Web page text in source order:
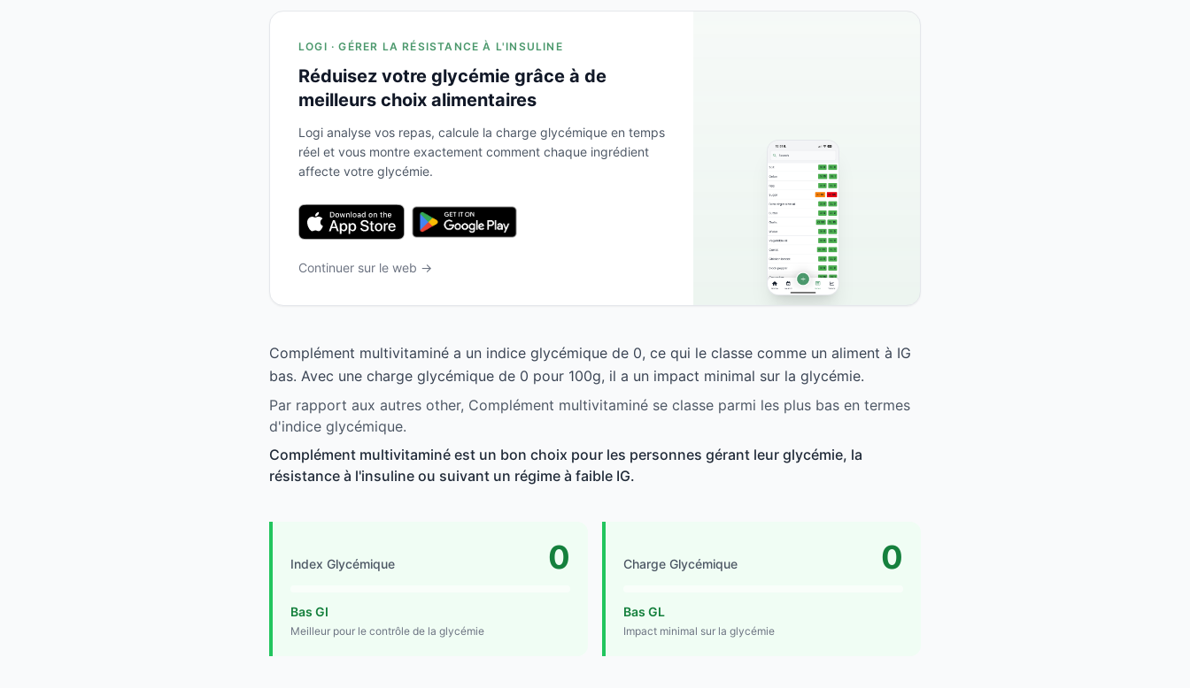
LOGI · GÉRER LA RÉSISTANCE À L'INSULINE
Réduisez votre glycémie grâce à de
meilleurs choix alimentaires
Logi analyse vos repas, calcule la charge glycémique en temps
réel et vous montre exactement comment chaque ingrédient
affecte votre glycémie.
Continuer sur le web →
Complément multivitaminé a un indice glycémique de 0, ce qui le classe comme un aliment à IG
bas. Avec une charge glycémique de 0 pour 100g, il a un impact minimal sur la glycémie.
Par rapport aux autres other, Complément multivitaminé se classe parmi les plus bas en termes
d'indice glycémique.
Complément multivitaminé est un bon choix pour les personnes gérant leur glycémie, la
résistance à l'insuline ou suivant un régime à faible IG.
Index Glycémique 0
Bas GI
Meilleur pour le contrôle de la glycémie
Charge Glycémique 0
Bas GL
Impact minimal sur la glycémie